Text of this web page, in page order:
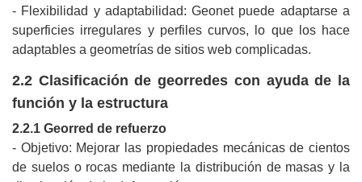
- Flexibilidad y adaptabilidad: Geonet puede adaptarse a
superficies irregulares y perfiles curvos, lo que los hace
adaptables a geometrías de sitios web complicadas.
2.2 Clasificación de georredes con ayuda de la
función y la estructura
2.2.1 Georred de refuerzo
- Objetivo: Mejorar las propiedades mecánicas de cientos
de suelos o rocas mediante la distribución de masas y la